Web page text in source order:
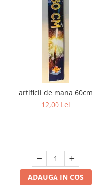
artificii de mana 60cm
12,00 Lei
ADAUGA IN COS